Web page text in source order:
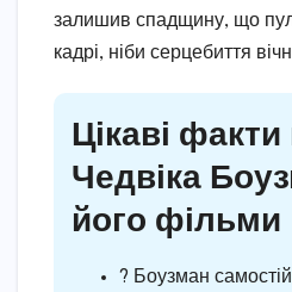
залишив спадщину, що
кадрі, ніби серцебиття
Цікаві
Чедвіка
його фільми
? Боузман